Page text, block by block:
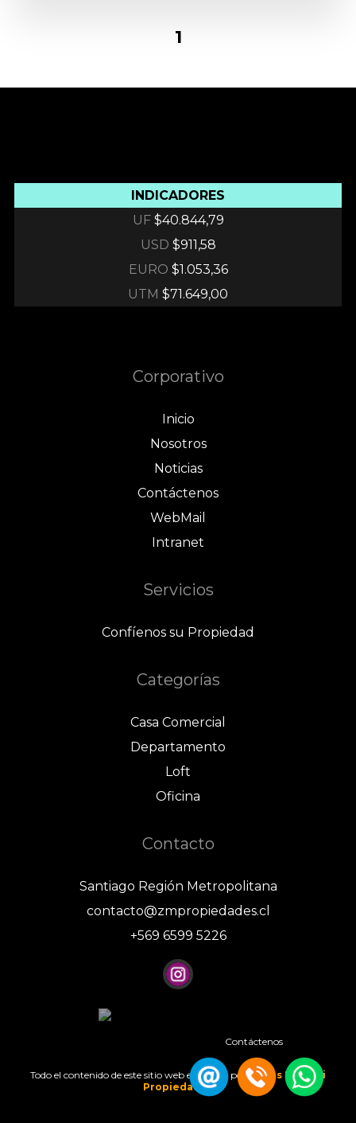
1
INDICADORES
UF$40.844,79
USD $911,58
EURO $1.053,36
UTM $71.649,00
Corporativo
Inicio
Nosotros
Noticias
Contáctenos
WebMail
Intranet
Servicios
Confíenos su Propiedad
Categorías
Casa Comercial
Departamento
Loft
Oficina
Contacto
Santiago Región Metropolitana
contacto@zmpropiedades.cl
+569 6599 5226
Todo el contenido de este sitio web es creado por Zabos Moretti
Propiedades
Contáctenos